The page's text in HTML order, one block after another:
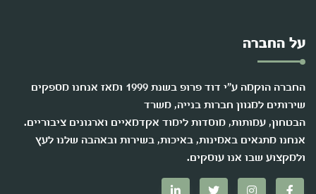
על החברה
החברה הוקמה ע"י דוד פרופ בשנת 1999 ומאז אנחנו מספקים
שירותים למגוון חברות בנייה, משרד
הבטחון, עמותות, מוסדות לימוד אקדמאיים וארגונים ציבוריים.
אנחנו מתגאים באמינות, באיכות, בשירות ובאהבה שלנו לעץ
ולמקצוע שבו אנו עוסקים.